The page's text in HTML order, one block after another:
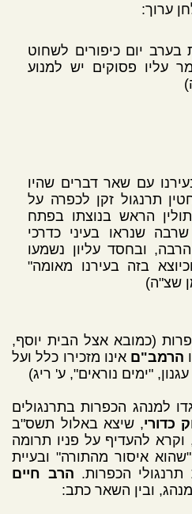
ערוך:
יום כיפורים לשחוט
עליו פסוקים יש למנוע
עם שאר דברים שהיו
תרנגול זקן לכפרה על
הראש בנוצתו בפתח
שנראו בעיני כדרכי
ובחסד עליון נשמעו
בזה בעירנו מאומה"
שצ"ה)
(כמובא אצל הבית יוסף,
הרמב"ם אינו מזכירו כלל ועל
"ימים נוראים", ע' ריג)
למנהג הכפרות בתרנגולים
כדורי, שיצא באלול תשס"ב
וקרא להעדיף על פניו תרומה
איסור מהתורה" ובעיית
הכפרות. הרב חיים
ובין השאר כתב: